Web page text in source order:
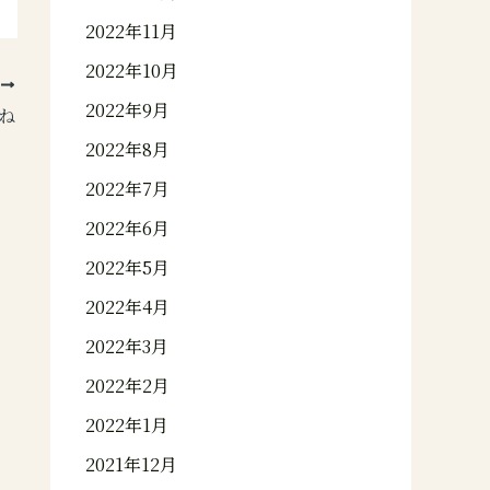
2022年11月
2022年10月
2022年9月
2022年8月
2022年7月
2022年6月
2022年5月
2022年4月
2022年3月
2022年2月
2022年1月
2021年12月